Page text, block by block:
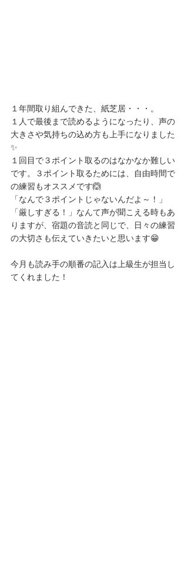
１年間取り組んできた、紙芝居・・・。
１人で最後まで読めるようになったり、声の
大きさや気持ちの込め方も上手になりました
✨
１回目で３ポイント取るのはなかなか難しい
です。３ポイント取るためには、自由時間で
の練習もオススメです🙆
「なんで３ポイントじゃないんだよ～！」
「厳しすぎる！」なんて声が聞こえる時もあ
りますが、宿題の音読と同じで、日々の練習
の大切さも伝えていきたいと思います😁
今月も読み手の順番の記入は上級生が担当し
てくれました！